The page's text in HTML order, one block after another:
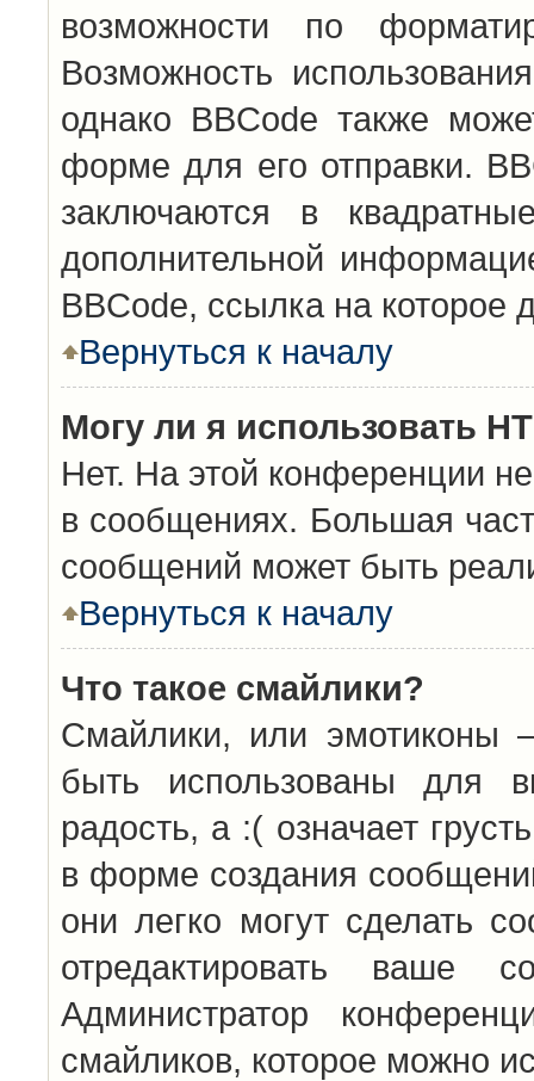
возможности по
Возможность
однако BBCode также
форме для его отправки.
заключаются в
дополнительной
BBCode, ссылка на
Вернуться к началу
Могу ли я использовать
Нет. На этой конференции
в сообщениях. Большая
сообщений может быть
Вернуться к началу
Что такое смайлики?
Смайлики, или эмотиконы
быть использованы для
радость, а :( означает
в форме создания
они легко могут сделать
отредактировать ваше
Администратор
смайликов, которое можно